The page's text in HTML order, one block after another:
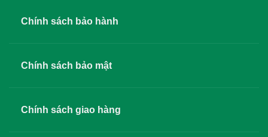
Chính sách bảo hành
Chính sách bảo mật
Chính sách giao hàng